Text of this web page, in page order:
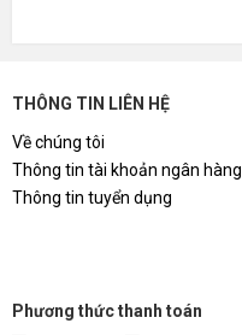
THÔNG TIN LIÊN HỆ
Về chúng tôi
Thông tin tài khoản ngân hàng
Thông tin tuyển dụng
Phương thức thanh toán